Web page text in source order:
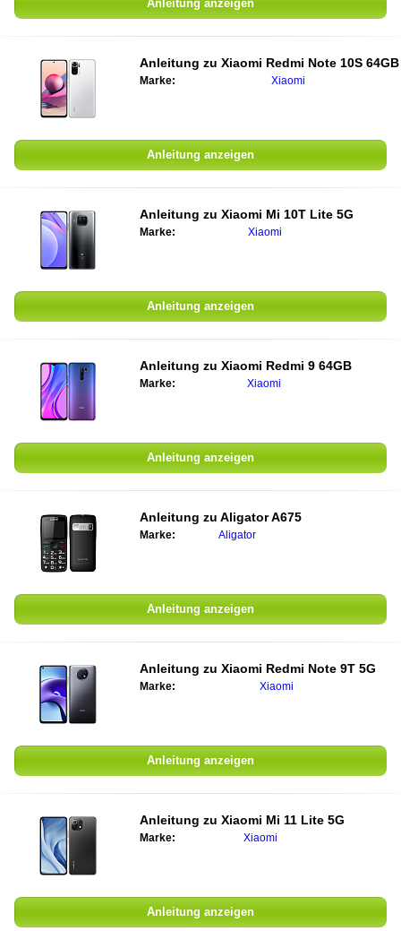
Anleitung anzeigen
Anleitung zu Xiaomi Redmi Note 10S 64GB
Marke: Xiaomi
Anleitung anzeigen
Anleitung zu Xiaomi Mi 10T Lite 5G
Marke: Xiaomi
Anleitung anzeigen
Anleitung zu Xiaomi Redmi 9 64GB
Marke: Xiaomi
Anleitung anzeigen
Anleitung zu Aligator A675
Marke: Aligator
Anleitung anzeigen
Anleitung zu Xiaomi Redmi Note 9T 5G
Marke: Xiaomi
Anleitung anzeigen
Anleitung zu Xiaomi Mi 11 Lite 5G
Marke: Xiaomi
Anleitung anzeigen